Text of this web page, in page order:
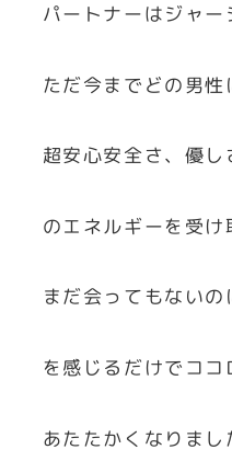
パートナーはジャー
ただ今までどの男
超安心安全さ、優し
のエネルギーを受け
まだ会ってもない
を感じるだけでココ
あたたかくなりまし